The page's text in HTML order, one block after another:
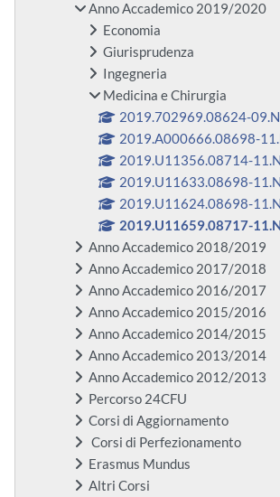
Anno Accademico 2019/2020
Economia
Giurisprudenza
Ingegneria
Medicina e Chirurgia
2019.702969.08624-
2019.A000666.08698-
2019.U11356.08714-
2019.U11633.08698-
2019.U11624.08698-
2019.U11659.08717-
Anno Accademico 2018/2019
Anno Accademico 2017/2018
Anno Accademico 2016/2017
Anno Accademico 2015/2016
Anno Accademico 2014/2015
Anno Accademico 2013/2014
Anno Accademico 2012/2013
Percorso 24CFU
Corsi di Aggiornamento
Corsi di Perfezionamento
Erasmus Mundus
Altri Corsi